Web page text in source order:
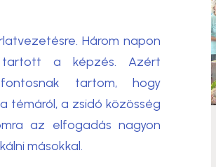
Három napon
tartott a képzés. Azért
tartom, hogy
témáról, a zsidó közösség
az elfogadás nagyon
másokkal.